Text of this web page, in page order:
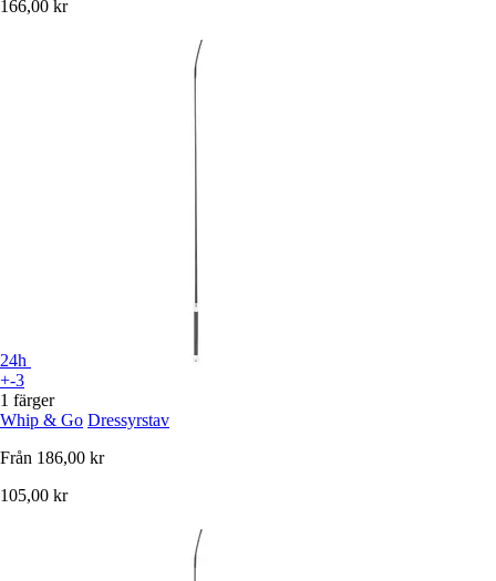
166,00 kr
24h
+-3
1 färger
Whip & Go Dressyrstav
Från 186,00 kr
105,00 kr